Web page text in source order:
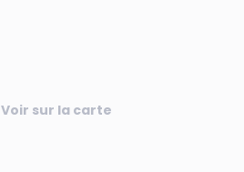
Voir sur la carte